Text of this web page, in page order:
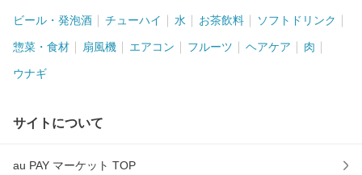
ビール・発泡酒 チューハイ 水 お茶飲料 ソフトドリンク
惣菜・食材 扇風機 エアコン フルーツ ヘアケア 肉
ウナギ
サイトについて
au PAY マーケット TOP